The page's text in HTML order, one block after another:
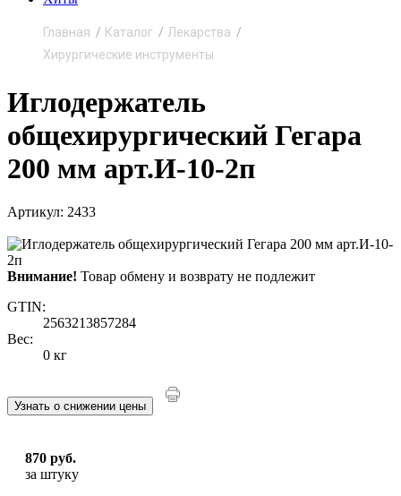
Главная Каталог
Лекарства
Хирургические инструменты
Иглодержатель
общехирургический Гегара
200 мм арт.И-10-2п
Артикул: 2433
Внимание! Товар обмену и возврату не подлежит
GTIN:
2563213857284
Вес:
0 кг
Узнать о снижении цены
870 руб.
за штуку